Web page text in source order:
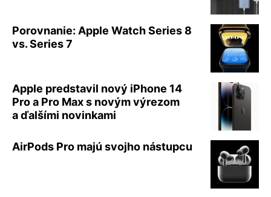
Porovnanie: Apple Watch Series 8
vs. Series 7
Apple predstavil nový iPhone 14
Pro a Pro Max s novým výrezom
a ďalšími novinkami
AirPods Pro majú svojho nástupcu